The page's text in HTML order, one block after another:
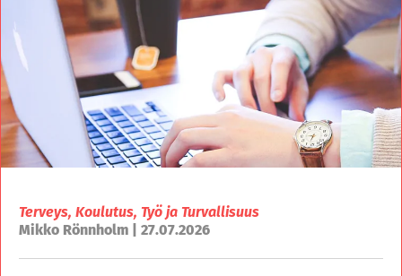
Terveys, Koulutus, Työ ja Turvallisuus
Mikko Rönnholm | 27.07.2026